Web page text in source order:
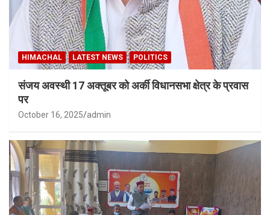
HIMACHAL LATEST NEWS POLITICS
संजय अवस्थी 17 अक्तूबर को अर्की विधानसभा क्षेत्र के प्रवास
पर
October 16, 2025 admin